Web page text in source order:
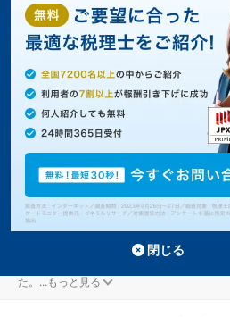
名古屋市瑞穂区の確定申告対策を扱う税理
た。 ...もっと見る
閉じる